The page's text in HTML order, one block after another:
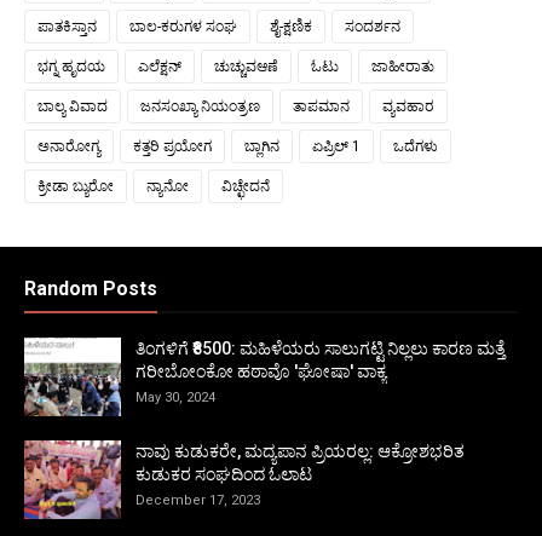
ಪಾತಕಿಸ್ತಾನ ಬಾಲ-ಕರುಗಳ ಸಂಘ ಶೈ-ಕ್ಷಣಿಕ ಸಂದರ್ಶನ
ಭಗ್ನ ಹೃದಯ ಎಲೆಕ್ಷನ್ ಚುಚ್ಚುವಆಣೆ ಓಟು ಜಾಹೀರಾತು
ಬಾಲ್ಯ ವಿವಾದ ಜನಸಂಖ್ಯಾ ನಿಯಂತ್ರಣ ತಾಪಮಾನ ವ್ಯವಹಾರ
ಅನಾರೋಗ್ಯ ಕತ್ತರಿ ಪ್ರಯೋಗ ಬ್ಲಾಗಿನ ಏಪ್ರಿಲ್ 1 ಒದೆಗಳು
ಕ್ರೀಡಾ ಬ್ಯುರೋ ನ್ಯಾನೋ ವಿಚ್ಛೇದನೆ
Random Posts
ತಿಂಗಳಿಗೆ ₹8500: ಮಹಿಳೆಯರು ಸಾಲುಗಟ್ಟಿ ನಿಲ್ಲಲು ಕಾರಣ ಮತ್ತೆ
ಗರೀಬೋಂಕೋ ಹಠಾವೊ 'ಘೋಷಾ' ವಾಕ್ಯ
May 30, 2024
ನಾವು ಕುಡುಕರೇ, ಮದ್ಯಪಾನ ಪ್ರಿಯರಲ್ಲ: ಆಕ್ರೋಶಭರಿತ
ಕುಡುಕರ ಸಂಘದಿಂದ ಓಲಾಟ
December 17, 2023